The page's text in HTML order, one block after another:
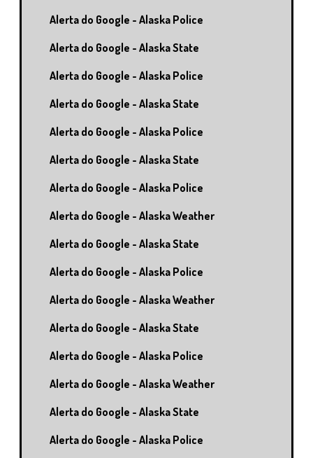
Alerta do Google - Alaska Police
Alerta do Google - Alaska State
Alerta do Google - Alaska Police
Alerta do Google - Alaska State
Alerta do Google - Alaska Police
Alerta do Google - Alaska State
Alerta do Google - Alaska Police
Alerta do Google - Alaska Weather
Alerta do Google - Alaska State
Alerta do Google - Alaska Police
Alerta do Google - Alaska Weather
Alerta do Google - Alaska State
Alerta do Google - Alaska Police
Alerta do Google - Alaska Weather
Alerta do Google - Alaska State
Alerta do Google - Alaska Police